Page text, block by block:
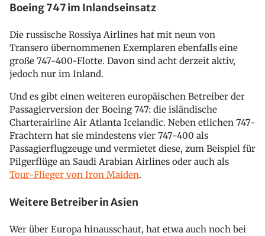
Boeing 747 im Inlandseinsatz
Die russische Rossiya Airlines hat mit neun von
Transero übernommenen Exemplaren ebenfalls eine
große 747-400-Flotte. Davon sind acht derzeit aktiv,
jedoch nur im Inland.
Und es gibt einen weiteren europäischen Betreiber der
Passagierversion der Boeing 747: die isländische
Charterairline Air Atlanta Icelandic. Neben etlichen 747-
Frachtern hat sie mindestens vier 747-400 als
Passagierflugzeuge und vermietet diese, zum Beispiel für
Pilgerflüge an Saudi Arabian Airlines oder auch als
Tour-Flieger von Iron Maiden.
Weitere Betreiber in Asien
Wer über Europa hinausschaut, hat etwa auch noch bei